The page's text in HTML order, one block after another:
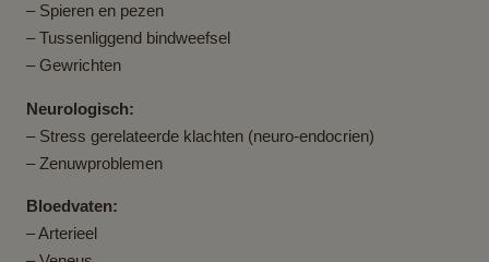
– Spieren en pezen
– Tussenliggend bindweefsel
– Gewrichten
Neurologisch:
– Stress gerelateerde klachten (neuro-endocrien)
– Zenuwproblemen
Bloedvaten:
– Arterieel